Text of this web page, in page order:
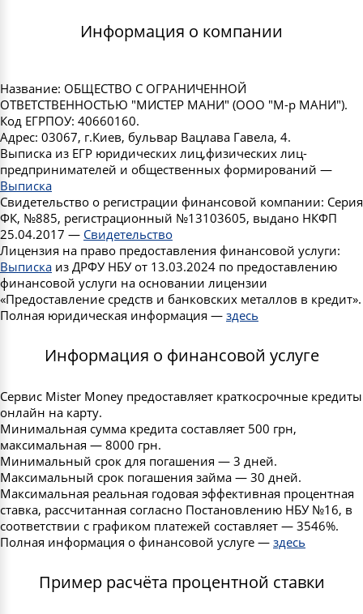
Информация о компании
Название: ОБЩЕСТВО С ОГРАНИЧЕННОЙ
ОТВЕТСТВЕННОСТЬЮ "МИСТЕР МАНИ" (ООО "М-р МАНИ").
Код ЕГРПОУ: 40660160.
Адрес: 03067, г.Киев, бульвар Вацлава Гавела, 4.
Выписка из ЕГР юридических лиц,физических лиц-
предпринимателей и общественных формирований —
Выписка
Свидетельство о регистрации финансовой компании: Серия
ФК, №885, регистрационный №13103605, выдано НКФП
25.04.2017 — Свидетельство
Лицензия на право предоставления финансовой услуги:
Выписка из ДРФУ НБУ от 13.03.2024 по предоставлению
финансовой услуги на основании лицензии
«Предоставление средств и банковских металлов в кредит».
Полная юридическая информация — здесь
Информация о финансовой услуге
Сервис Mister Money предоставляет краткосрочные кредиты
онлайн на карту.
Минимальная сумма кредита составляет 500 грн,
максимальная — 8000 грн.
Минимальный срок для погашения — 3 дней.
Максимальный срок погашения займа — 30 дней.
Максимальная реальная годовая эффективная процентная
ставка, рассчитанная согласно Постановлению НБУ №16, в
соответствии с графиком платежей составляет — 3546%.
Полная информация о финансовой услуге — здесь
Пример расчёта процентной ставки